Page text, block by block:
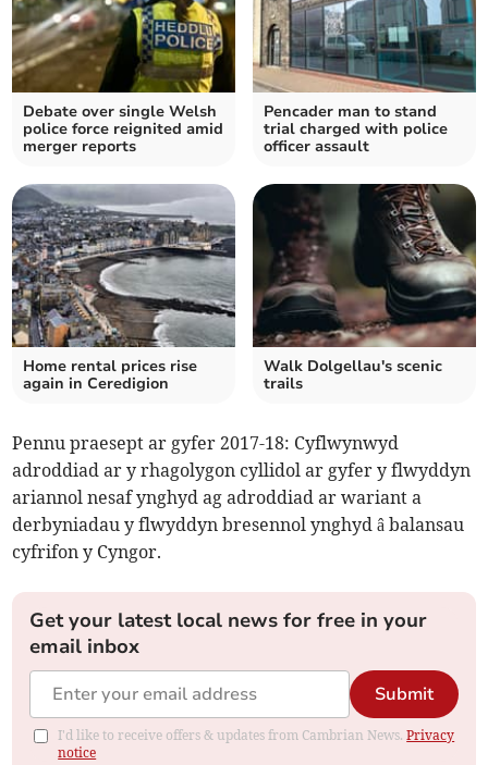
Debate over single Welsh
police force reignited amid
merger reports
Pencader man to stand
trial charged with police
officer assault
Home rental prices rise
again in Ceredigion
Walk Dolgellau's scenic
trails
Pennu praesept ar gyfer 2017-18: Cyflwynwyd
adroddiad ar y rhagolygon cyllidol ar gyfer y flwyddyn
ariannol nesaf ynghyd ag adroddiad ar wariant a
derbyniadau y flwyddyn bresennol ynghyd â balansau
cyfrifon y Cyngor.
Get your latest local news for free in your
email inbox
Submit
I'd like to receive offers & updates from Cambrian News.Privacy
notice